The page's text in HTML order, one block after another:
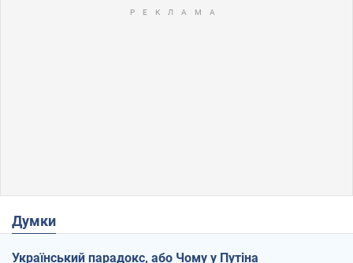
Думки
Український парадокс, або Чому у Путіна